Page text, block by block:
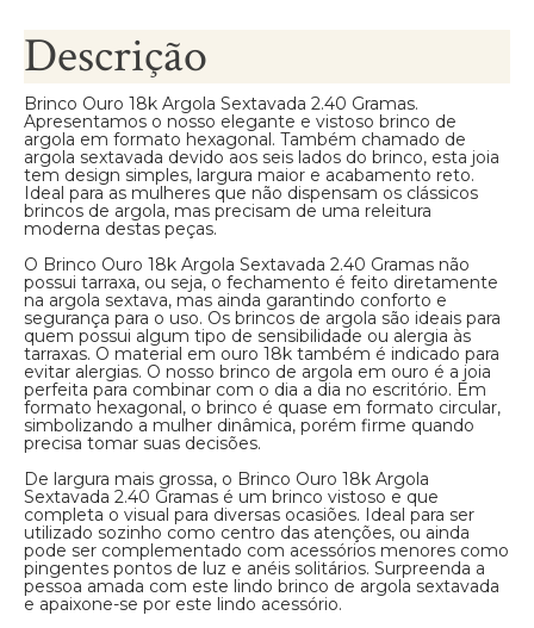
Descrição
Brinco Ouro 18k Argola Sextavada 2.40 Gramas.
Apresentamos o nosso elegante e vistoso brinco de
argola em formato hexagonal. Também chamado de
argola sextavada devido aos seis lados do brinco, esta joia
tem design simples, largura maior e acabamento reto.
Ideal para as mulheres que não dispensam os clássicos
brincos de argola, mas precisam de uma releitura
moderna destas peças.
O Brinco Ouro 18k Argola Sextavada 2.40 Gramas não
possui tarraxa, ou seja, o fechamento é feito diretamente
na argola sextava, mas ainda garantindo conforto e
segurança para o uso. Os brincos de argola são ideais para
quem possui algum tipo de sensibilidade ou alergia às
tarraxas. O material em ouro 18k também é indicado para
evitar alergias. O nosso brinco de argola em ouro é a joia
perfeita para combinar com o dia a dia no escritório. Em
formato hexagonal, o brinco é quase em formato circular,
simbolizando a mulher dinâmica, porém firme quando
precisa tomar suas decisões.
De largura mais grossa, o Brinco Ouro 18k Argola
Sextavada 2.40 Gramas é um brinco vistoso e que
completa o visual para diversas ocasiões. Ideal para ser
utilizado sozinho como centro das atenções, ou ainda
pode ser complementado com acessórios menores como
pingentes pontos de luz e anéis solitários. Surpreenda a
pessoa amada com este lindo brinco de argola sextavada
e apaixone-se por este lindo acessório.